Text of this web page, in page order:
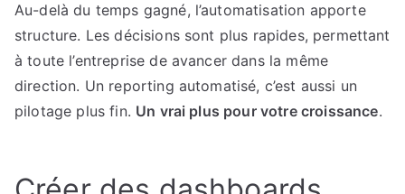
Au-delà du temps gagné, l’automatisation apporte
structure. Les décisions sont plus rapides, permettant
à toute l’entreprise de avancer dans la même
direction. Un reporting automatisé, c’est aussi un
pilotage plus fin. Un vrai plus pour votre croissance.